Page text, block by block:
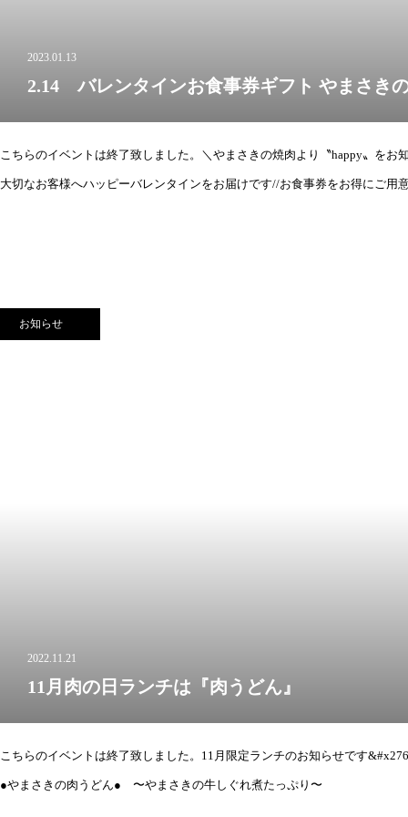
2023.01.13
2.14 バレンタインお食事券ギフト やまさき
こちらのイベントは終了致しました。＼やまさきの焼肉より〝happy〟を
大切なお客様へハッピーバレンタインをお届けです//お食事券をお得にご
お知らせ
2022.11.21
11月肉の日ランチは『肉うどん』
こちらのイベントは終了致しました。11月限定ランチのお知らせです
●やまさきの肉うどん● 〜やまさきの牛しぐれ煮たっぷり〜